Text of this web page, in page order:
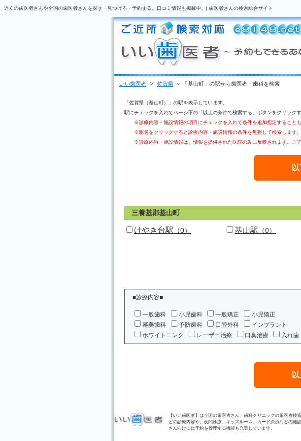
近くの歯医者さんや全国の歯医者さんを探す・見つける・予約する。口コミ情報も掲載中。| 歯医者さんの検索総合サイト
いい歯医者 ＞ 佐賀県 ＞ 「基山町」の駅から歯医者・歯科を検索
「佐賀県（基山町）」の駅を表示しています。
駅にチェックを入れてページ下の「以上の条件で検索する」ボタンをクリック
※診療内容・施設情報の項目にチェックを入れて条件を追加指定することも
※駅名をクリックすると診療内容・施設情報の条件を無視して検索します。
※診療内容・施設情報は、情報を提供された医院のみに反映されます。ご了
三養基郡基山町
けやき台駅 （0） 基山駅 （0）
■診療内容■
一般歯科 小児歯科 一般矯正
小児矯正
審美歯科
予防歯科 口腔外科
インプラント
ホワイトニング
レーザー治療 口臭治療 入れ歯
【いい歯医者】は全国の歯医者さん、歯科クリニックの歯医者
どの診療内容や、夜間診療、キッズルーム、カード決済などの
さん向けには予約を管理する機能も充実しています。